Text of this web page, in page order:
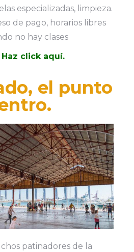
especializadas, limpieza.
de pago, horarios libres
no hay clases
Haz click aquí.
el punto
patinadores de la